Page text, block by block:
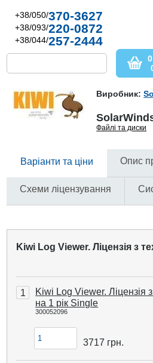
+38/050/370-3627
+38/093/220-0872
+38/044/257-2444
Виробник:
Файлі та диски
Варіанти та ціни Опис
Схеми ліцензування
Kiwi Log Viewer. Ліцензія з
1
Kiwi Log Viewer. Ліцензія
на 1 рік Single
300052096
3717 грн.